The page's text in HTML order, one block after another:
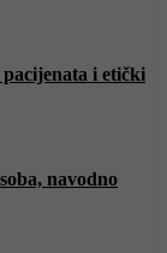
i etički
navodno